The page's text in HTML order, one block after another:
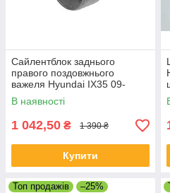
Сайлентблок заднього
правого поздовжнього
важеля Hyundai IX35 09-
В наявності
1 042,50 ₴ 1 390 ₴
Купити
Топ продажів –25%